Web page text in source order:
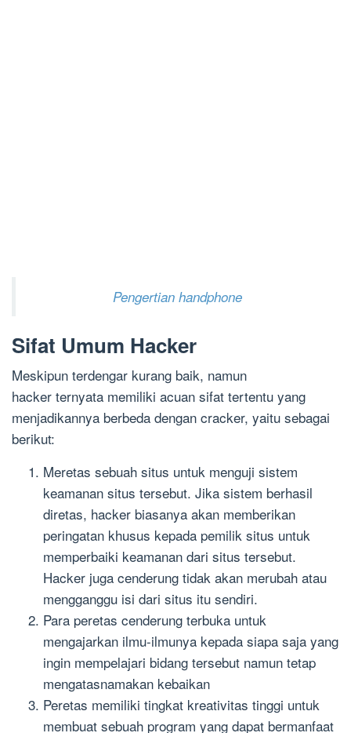
Pengertian handphone
Sifat Umum Hacker
Meskipun terdengar kurang baik, namun
hacker ternyata memiliki acuan sifat tertentu yang
menjadikannya berbeda dengan cracker, yaitu sebagai
berikut:
Meretas sebuah situs untuk menguji sistem
keamanan situs tersebut. Jika sistem berhasil
diretas, hacker biasanya akan memberikan
peringatan khusus kepada pemilik situs untuk
memperbaiki keamanan dari situs tersebut.
Hacker juga cenderung tidak akan merubah atau
mengganggu isi dari situs itu sendiri.
Para peretas cenderung terbuka untuk
mengajarkan ilmu-ilmunya kepada siapa saja yang
ingin mempelajari bidang tersebut namun tetap
mengatasnamakan kebaikan
Peretas memiliki tingkat kreativitas tinggi untuk
membuat sebuah program yang dapat bermanfaat